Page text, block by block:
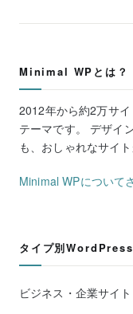
Minimal WPとは？
2012年から約2万サ
テーマです。 デザイ
も、おしゃれなサイ
Minimal WPについて
タイプ別WordPress
ビジネス・企業サイト